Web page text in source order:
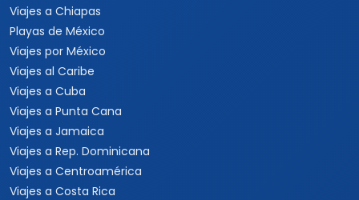
Viajes a Chiapas
Playas de México
Viajes por México
Viajes al Caribe
Viajes a Cuba
Viajes a Punta Cana
Viajes a Jamaica
Viajes a Rep. Dominicana
Viajes a Centroamérica
Viajes a Costa Rica